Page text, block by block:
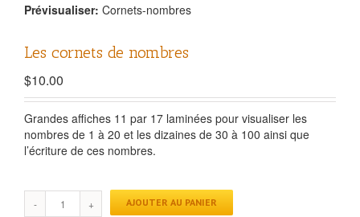
Prévisualiser: Cornets-nombres
Les cornets de nombres
$10.00
Grandes affiches 11 par 17 laminées pour visualiser les
nombres de 1 à 20 et les dizaines de 30 à 100 ainsi que
l’écriture de ces nombres.
AJOUTER AU PANIER